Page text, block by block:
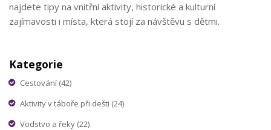
najdete tipy na vnitřní aktivity, historické a kulturní
zajímavosti i místa, která stojí za návštěvu s dětmi.
Kategorie
Cestování (42)
Aktivity v táboře při dešti (24)
Vodstvo a řeky (22)